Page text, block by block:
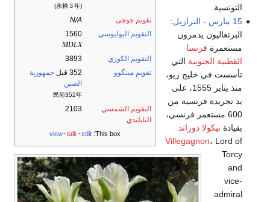
(永禄３年)
تقويم جوچى
N/A
التقويم اليوليوسي
1560
MDLX
التقويم الكوري
3893
تقويم مينگوو
352 قبل
جمهورية
الصين
民前352年
التقويم الشمسي
التايلندي
2103
This box:
view talk edit
التونسية.
15 مارس
- البرازيل:
البرتغاليون يدمرون
مستعمرة فرنسا
القطبية الجنوبية التي
تأسست في خليج ريو،
منذ يناير 1555، على
يد تجريدة فرنسية من
600 مستعمر فرنسي،
بقيادة نيكولا دوراند
Villegagnon، Lord of
Torcy
and
vice-
admiral